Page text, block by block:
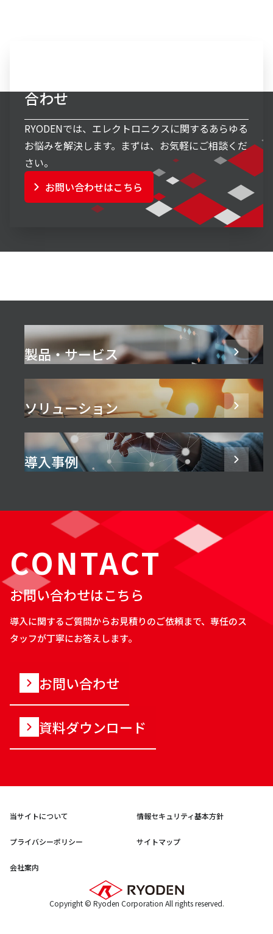
合わせ
RYODENでは、エレクトロニクスに関するあらゆる
お悩みを解決します。まずは、お気軽にご相談くだ
さい。
お問い合わせはこちら
製品・サービス
ソリューション
導入事例
CONTACT
お問い合わせはこちら
導入に関するご質問からお見積りのご依頼まで、専任のス
タッフが丁寧にお答えします。
お問い合わせ
資料ダウンロード
当サイトについて 情報セキュリティ基本方針
プライバシーポリシー サイトマップ
会社案内
Copyright © Ryoden Corporation All rights reserved.